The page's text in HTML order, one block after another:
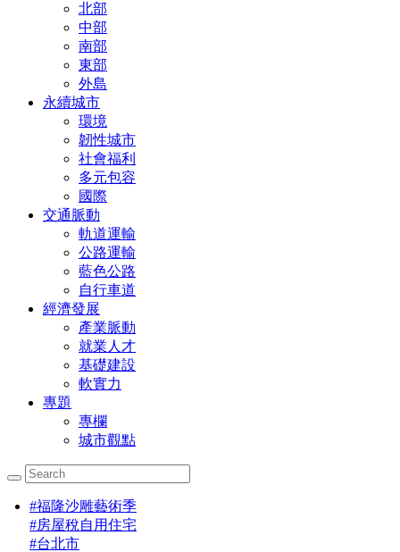
北部
中部
南部
東部
外島
永續城市
環境
韌性城市
社會福利
多元包容
國際
交通脈動
軌道運輸
公路運輸
藍色公路
自行車道
經濟發展
產業脈動
就業人才
基礎建設
軟實力
專題
專欄
城市觀點
#福隆沙雕藝術季
#房屋稅自用住宅
#台北市